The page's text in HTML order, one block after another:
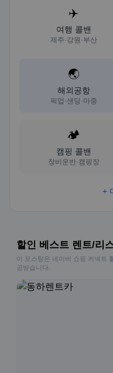
✈️
여행 콜밴
제주·강원·부산
🌏
해외공항
픽업·샌딩·마중
🏕️
캠핑 콜밴
장비운반·캠핑장
+
할인 베스트 렌트/리
이 포스팅은 네이버 쇼핑 커넥트
공받습니다.